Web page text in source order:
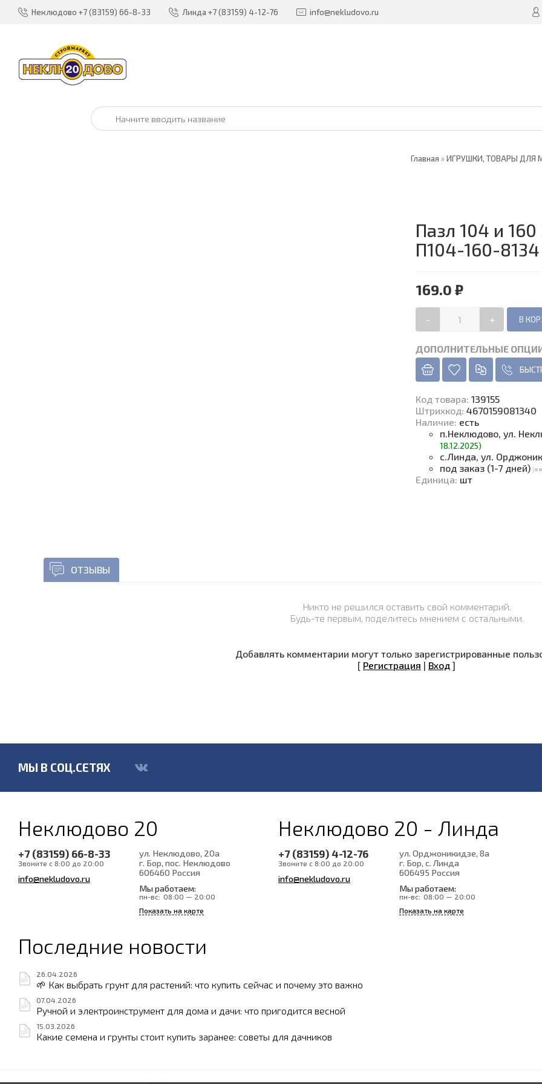
Неклюдово +7 (83159) 66-8-33 Линда +7 (83159) 4-12-76 info@nekludovo.ru
Главная »ИГРУШКИ, ТОВАРЫ ДЛЯ
Пазл 104 и
П104-160-8134
169.0 ₽
- +
ДОПОЛНИТЕЛЬНЫЕ
Код товара: 139155
Штрихкод: 4670159081340
Наличие: есть
п.Неклюдово, ул.
18.12.2025)
с.Линда, ул.
под заказ (1-7 дней)
Единица: шт
ОТЗЫВЫ
Никто не решился оставить свой комментарий.
Будь-те первым, поделитесь мнением с остальными.
Добавлять комментарии могут только зарегистрированные
[ Регистрация | Вход ]
МЫ В СОЦ.СЕТЯХ
Неклюдово 20
+7 (83159) 66-8-33
Звоните с 8:00 до 20:00
info@nekludovo.ru
ул. Неклюдово, 20а
г. Бор, пос. Неклюдово
606460 Россия
Мы работаем:
пн-вс: 08:00 — 20:00
Показать на карте
Неклюдово 20 - Линда
+7 (83159) 4-12-76
Звоните с 8:00 до 20:00
info@nekludovo.ru
ул. Орджоникидзе, 8а
г. Бор, с. Линда
606495 Россия
Мы работаем:
пн-вс: 08:00 — 20:00
Показать на карте
Последние новости
26.04.2026
🌱 Как выбрать грунт для растений: что купить сейчас и почему это важно
07.04.2026
Ручной и электроинструмент для дома и дачи: что пригодится весной
15.03.2026
Какие семена и грунты стоит купить заранее: советы для дачников